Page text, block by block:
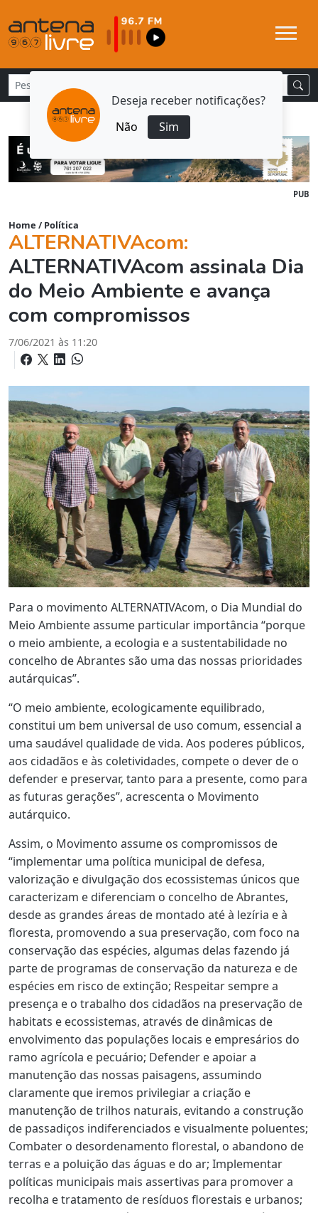
Deseja receber notificações?
Não
Sim
PUB
Home / Política
ALTERNATIVAcom:
ALTERNATIVAcom assinala Dia
do Meio Ambiente e avança
com compromissos
7/06/2021 às 11:20
Para o movimento ALTERNATIVAcom, o Dia Mundial do
Meio Ambiente assume particular importância “porque
o meio ambiente, a ecologia e a sustentabilidade no
concelho de Abrantes são uma das nossas prioridades
autárquicas”.
“O meio ambiente, ecologicamente equilibrado,
constitui um bem universal de uso comum, essencial a
uma saudável qualidade de vida. Aos poderes públicos,
aos cidadãos e às coletividades, compete o dever de o
defender e preservar, tanto para a presente, como para
as futuras gerações”, acrescenta o Movimento
autárquico.
Assim, o Movimento assume os compromissos de
“implementar uma política municipal de defesa,
valorização e divulgação dos ecossistemas únicos que
caracterizam e diferenciam o concelho de Abrantes,
desde as grandes áreas de montado até à lezíria e à
floresta, promovendo a sua preservação, com foco na
conservação das espécies, algumas delas fazendo já
parte de programas de conservação da natureza e de
espécies em risco de extinção; Respeitar sempre a
presença e o trabalho dos cidadãos na preservação de
habitats e ecossistemas, através de dinâmicas de
envolvimento das populações locais e empresários do
ramo agrícola e pecuário; Defender e apoiar a
manutenção das nossas paisagens, assumindo
claramente que iremos privilegiar a criação e
manutenção de trilhos naturais, evitando a construção
de passadiços indiferenciados e visualmente poluentes;
Combater o desordenamento florestal, o abandono de
terras e a poluição das águas e do ar; Implementar
políticas municipais mais assertivas para promover a
recolha e tratamento de resíduos florestais e urbanos;